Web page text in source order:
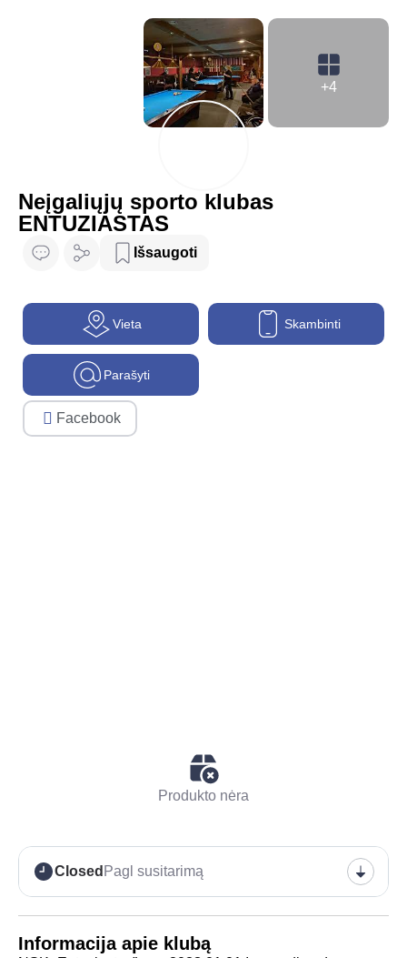
+4
Neįgaliųjų sporto klubas
ENTUZIASTAS
Išsaugoti
Informacija apie klubą
Vieta Skambinti
Parašyti
Facebook
Produkto nėra
Closed Pagl susitarimą